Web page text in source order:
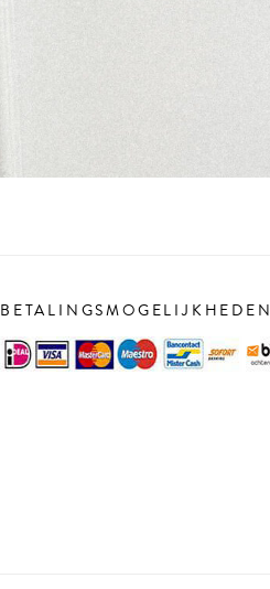
BETALINGSMOGELIJKHEDEN